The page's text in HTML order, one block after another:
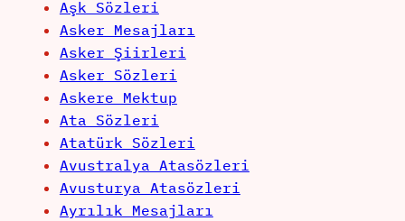
Aşk Sözleri
Asker Mesajları
Asker Şiirleri
Asker Sözleri
Askere Mektup
Ata Sözleri
Atatürk Sözleri
Avustralya Atasözleri
Avusturya Atasözleri
Ayrılık Mesajları